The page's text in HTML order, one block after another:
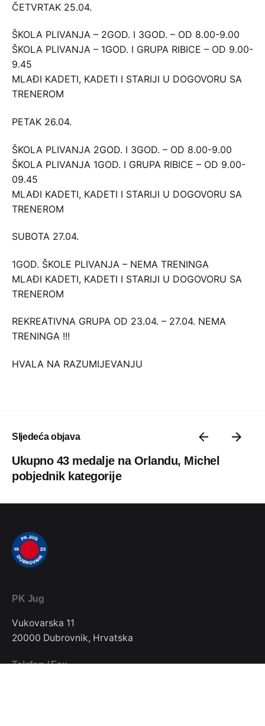
ČETVRTAK 25.04.
ŠKOLA PLIVANJA – 2GOD. I 3GOD. – OD 8.00-9.00
ŠKOLA PLIVANJA – 1GOD. I GRUPA RIBICE – OD 9.00-
9.45
MLAĐI KADETI, KADETI I STARIJI U DOGOVORU SA
TRENEROM
PETAK 26.04.
ŠKOLA PLIVANJA 2GOD. I 3GOD. – OD 8.00-9.00
ŠKOLA PLIVANJA 1GOD. I GRUPA RIBICE – OD 9.00-
09.45
MLAĐI KADETI, KADETI I STARIJI U DOGOVORU SA
TRENEROM
SUBOTA 27.04.
1GOD. ŠKOLE PLIVANJA – NEMA TRENINGA
MLAĐI KADETI, KADETI I STARIJI U DOGOVORU SA
TRENEROM
REKREATIVNA GRUPA OD 23.04. – 27.04. NEMA
TRENINGA !!!
HVALA NA RAZUMIJEVANJU
Sljedeća objava
Ukupno 43 medalje na Orlandu, Michel
pobjednik kategorije
PK Jug
Vukovarska 11
20000 Dubrovnik, Hrvatska
Telefon / Fax